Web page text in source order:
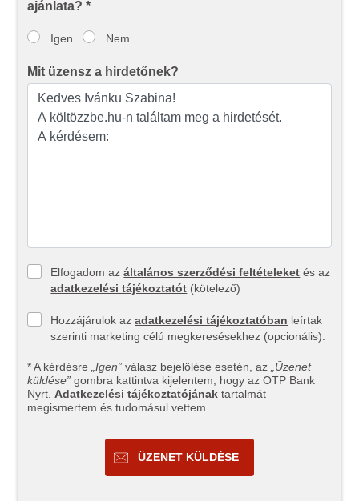
Ön által használt más szolgáltatásokból gyűjtöttek.
ajánlata? *
Igen Nem
Mit üzensz a hirdetőnek?
Elfogadom azáltalános szerződési feltételeket és az
adatkezelési tájékoztatót (kötelező)
Hozzájárulok azadatkezelési tájékoztatóban leírtak
szerinti marketing célú megkeresésekhez (opcionális).
* A kérdésre „Igen” válasz bejelölése esetén, az
„Üzenet
küldése” gombra kattintva kijelentem, hogy az OTP Bank
Nyrt. Adatkezelési tájékoztatójának tartalmát
megismertem és tudomásul vettem.
ÜZENET KÜLDÉSE